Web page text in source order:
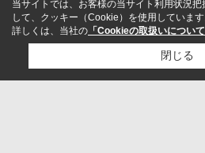
当サイトでは、お客様の当サイト利用状況
して、クッキー（Cookie）を使用しています
詳しくは、当社の 「Cookieの取扱いについて
閉じる